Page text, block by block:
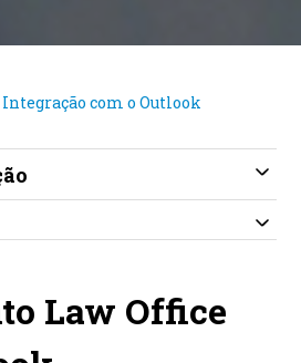
Integração com o Outlook
Law Office